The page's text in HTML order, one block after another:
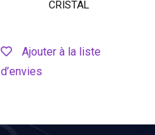
CRISTAL
Ajouter à la liste
d’envies